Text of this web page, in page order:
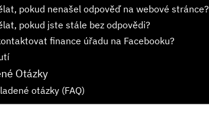
pokud nenašel odpověď na webové stránce?
pokud jste stále bez odpovědi?
finance úřadu na Facebooku?
Otázky
otázky (FAQ)